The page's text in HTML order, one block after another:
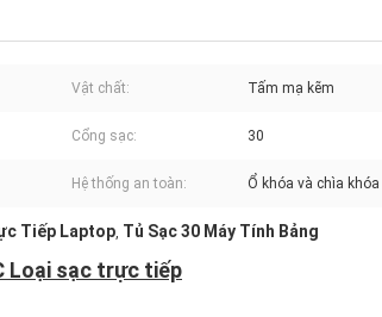
Vật chất: Tấm mạ kẽm
Cổng sạc: 30
Hệ thống an toàn: Ổ khóa và chìa khóa
Tiếp Laptop, Tủ Sạc 30 Máy Tính Bảng
Loại sạc trực tiếp